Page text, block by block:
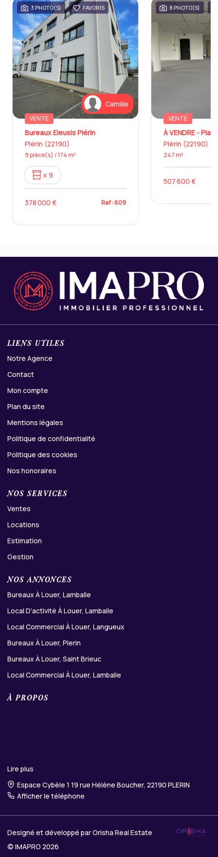
3 PHOTO(S) FAVORIS
Camille
VENTE
Bureaux Eleusis Plérin
Plérin (22190)
9 pièce(s) / 174 m²
x 9
378 000 € Ref : 609
8 PHOTO(S)
VENTE
Plérin (22190)
247 m²
507 600 €
LIENS UTILES
Notre Agence
Contact
Mon compte
Plan du site
Mentions légales
Politique de confidentialité
Politique des cookies
Nos honoraires
NOS SERVICES
Ventes
Locations
Estimation
Gestion
NOS ANNONCES
Bureaux À Louer, Lamballe
Local D'activité À Louer, Lamballe
Local Commercial À Louer, Langueux
Bureaux À Louer, Plerin
Bureaux À Louer, Saint Brieuc
Local Commercial À Louer, Lamballe
À PROPOS
Lire plus
Espace Cybèle 1 19 rue Hélène Boucher, 22190 PLERIN
Afficher le téléphone
Designé et développé par Orisha Real Estate
© IMAPRO 2026